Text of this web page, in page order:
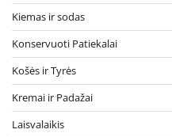
Kiemas ir sodas
Konservuoti Patiekalai
Košės ir Tyrės
Kremai ir Padažai
Laisvalaikis